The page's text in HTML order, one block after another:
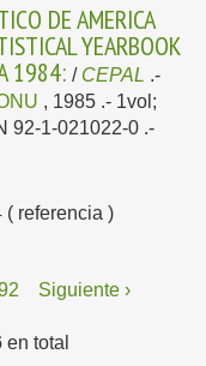
DE AMERICA
YEARBOOK
1984: / CEPAL .-
, 1985 .- 1vol;
92-1-021022-0 .-
( referencia )
Siguiente ›
en total